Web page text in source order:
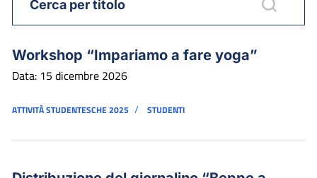
Workshop “Impariamo a fare yoga”
Data: 15 dicembre 2026
ATTIVITÀ STUDENTESCHE 2025 / STUDENTI